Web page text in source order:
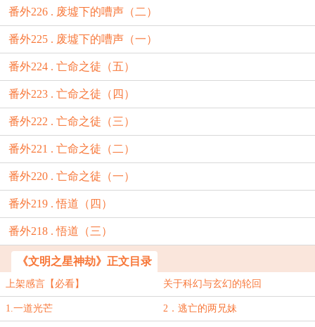
番外226 . 废墟下的嘈声（二）
番外225 . 废墟下的嘈声（一）
番外224 . 亡命之徒（五）
番外223 . 亡命之徒（四）
番外222 . 亡命之徒（三）
番外221 . 亡命之徒（二）
番外220 . 亡命之徒（一）
番外219 . 悟道（四）
番外218 . 悟道（三）
《文明之星神劫》正文目录
上架感言【必看】 关于科幻与玄幻的轮回
1.一道光芒 2．逃亡的两兄妹